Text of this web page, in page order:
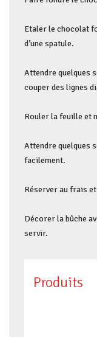
Etaler le chocolat
d’une spatule.
Attendre quelques
couper des lignes
Rouler la feuille et
Attendre quelques
facilement.
Réserver au frais
Décorer la bûche
servir.
Produits